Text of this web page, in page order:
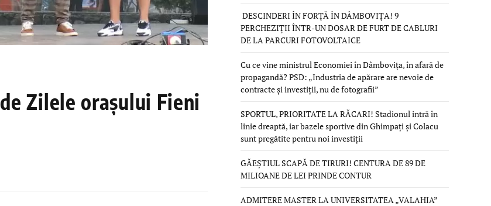
Zilele orașului Fieni
DESCINDERI ÎN FORȚĂ ÎN DÂMBOVIȚA! 9
PERCHEZIȚII ÎNTR-UN DOSAR DE FURT DE CABLURI
DE LA PARCURI FOTOVOLTAICE
Cu ce vine ministrul Economiei în Dâmbovița, în afară de
propagandă? PSD: „Industria de apărare are nevoie de
contracte și investiții, nu de fotografii”
SPORTUL, PRIORITATE LA RĂCARI! Stadionul intră în
linie dreaptă, iar bazele sportive din Ghimpați și Colacu
sunt pregătite pentru noi investiții
GĂEȘTIUL SCAPĂ DE TIRURI! CENTURA DE 89 DE
MILIOANE DE LEI PRINDE CONTUR
ADMITERE MASTER LA UNIVERSITATEA „VALAHIA”